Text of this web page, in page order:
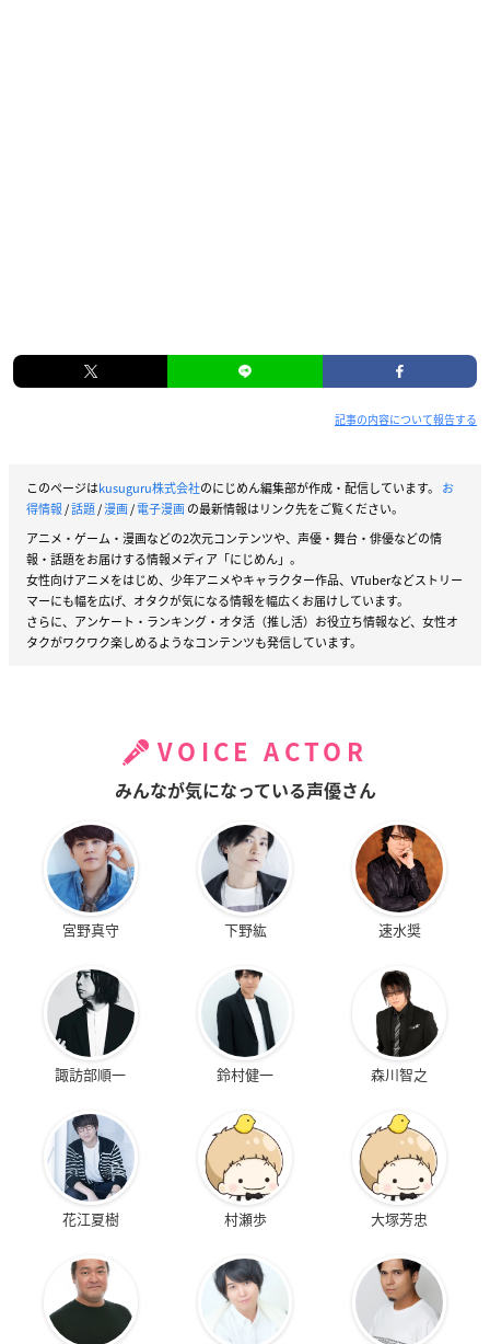
記事の内容について報告する
このページはkusuguru株式会社のにじめん編集部が作成・配信しています。 お
得情報/話題/漫画/電子漫画の最新情報はリンク先をご覧ください。
アニメ・ゲーム・漫画などの2次元コンテンツや、声優・舞台・俳優などの情
報・話題をお届けする情報メディア「にじめん」。
女性向けアニメをはじめ、少年アニメやキャラクター作品、VTuberなどストリー
マーにも幅を広げ、オタクが気になる情報を幅広くお届けしています。
さらに、アンケート・ランキング・オタ活（推し活）お役立ち情報など、女性オ
タクがワクワク楽しめるようなコンテンツも発信しています。
VOICE ACTOR
みんなが気になっている声優さん
宮野真守 下野紘 速水奨
諏訪部順一 鈴村健一 森川智之
花江夏樹 村瀬歩 大塚芳忠